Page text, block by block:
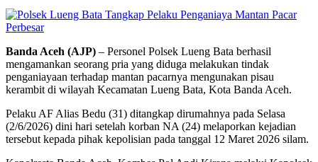
Perbesar
Banda Aceh (AJP) – Personel Polsek Lueng Bata berhasil
mengamankan seorang pria yang diduga melakukan tindak
penganiayaan terhadap mantan pacarnya mengunakan pisau
kerambit di wilayah Kecamatan Lueng Bata, Kota Banda Aceh.
Pelaku AF Alias Bedu (31) ditangkap dirumahnya pada Selasa
(2/6/2026) dini hari setelah korban NA (24) melaporkan kejadian
tersebut kepada pihak kepolisian pada tanggal 12 Maret 2026 silam.